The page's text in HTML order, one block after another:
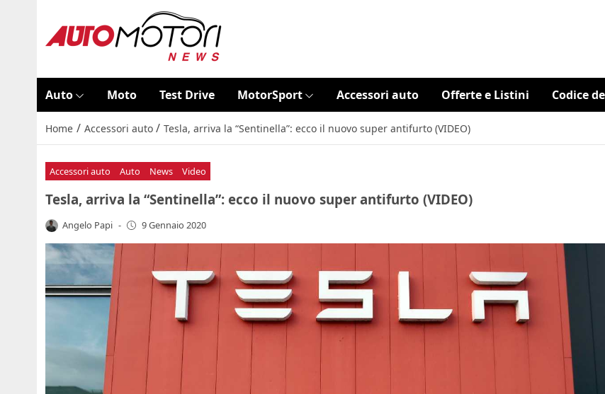
Auto Moto Test Drive MotorSport Accessori auto Offerte e Listini Codice
Home / Accessori auto / Tesla, arriva la “Sentinella”: ecco il nuovo super antifurto (VIDEO)
Accessori auto Auto News Video
Tesla, arriva la “Sentinella”: ecco il nuovo super antifurto (VIDEO)
Angelo Papi - 9 Gennaio 2020